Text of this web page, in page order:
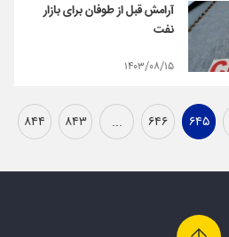
آرامش قبل از طوفان برای بازار
نفت
۱۴۰۳/۰۸/۱۵
۶۴۵ ۶۴۶ ... ۸۴۳ ۸۴۴